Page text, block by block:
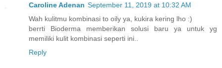
Caroline Adenan September 11, 2019 at 10:32 AM
Wah kulitmu kombinasi to oily ya, kukira kering lho :)
berrti Bioderma memberikan solusi baru ya untuk yg
memiliki kulit kombinasi seperti ini..
Reply